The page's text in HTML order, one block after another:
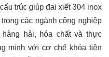
trúc giúp đai xiết 304 inox
các ngành công nghiệp
hải, hóa chất và thực
minh với cơ chế khóa tiện